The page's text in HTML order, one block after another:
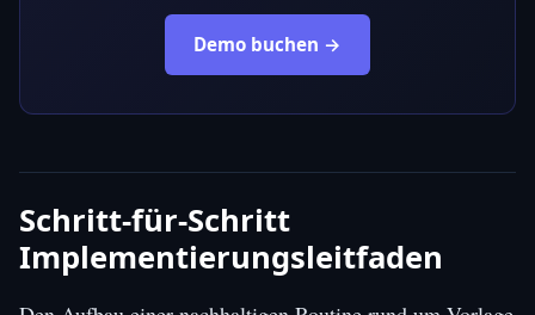
Demo buchen →
Schritt-für-Schritt
Implementierungsleitfaden